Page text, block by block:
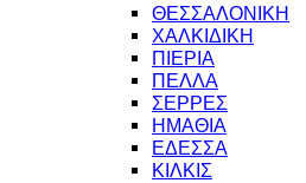
ΘΕΣΣΑΛΟΝΙΚΗ
ΧΑΛΚΙΔΙΚΗ
ΠΙΕΡΙΑ
ΠΕΛΛΑ
ΣΕΡΡΕΣ
ΗΜΑΘΙΑ
ΕΔΕΣΣΑ
ΚΙΛΚΙΣ